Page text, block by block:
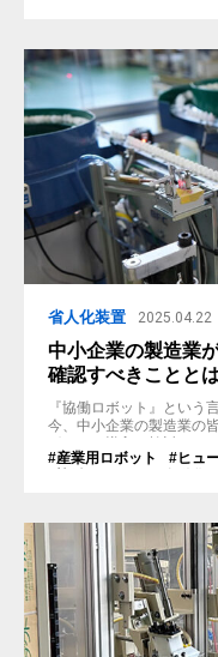
省人化装置 2025.04.22
中小企業の製造業
確認すべきことと
『協働ロボット』という
今、中小企業の製造業の
は、会社規模など様々な
#産業用ロボット #ヒュ